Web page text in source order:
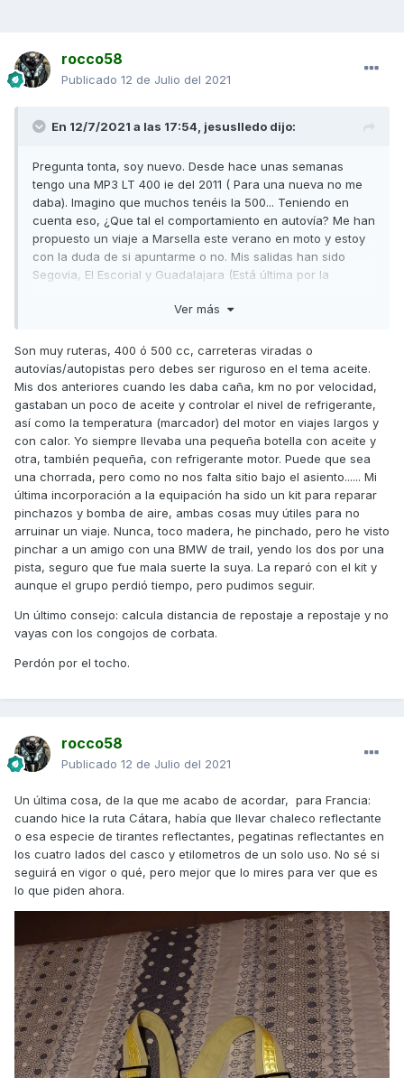
rocco58
Publicado 12 de Julio del 2021
En 12/7/2021 a las 17:54, jesuslledo dijo:
Pregunta tonta, soy nuevo. Desde hace unas semanas
tengo una MP3 LT 400 ie del 2011 ( Para una nueva no me
daba). Imagino que muchos tenéis la 500... Teniendo en
cuenta eso, ¿Que tal el comportamiento en autovía? Me han
propuesto un viaje a Marsella este verano en moto y estoy
con la duda de si apuntarme o no. Mis salidas han sido
Segovia, El Escorial y Guadalajara (Está última por la
sin prisa? Gracias en cualquier caso.
Ver más
Son muy ruteras, 400 ó 500 cc, carreteras viradas o
autovías/autopistas pero debes ser riguroso en el tema aceite.
Mis dos anteriores cuando les daba caña, km no por velocidad,
gastaban un poco de aceite y controlar el nivel de refrigerante,
así como la temperatura (marcador) del motor en viajes largos y
con calor. Yo siempre llevaba una pequeña botella con aceite y
otra, también pequeña, con refrigerante motor. Puede que sea
una chorrada, pero como no nos falta sitio bajo el asiento...... Mi
última incorporación a la equipación ha sido un kit para reparar
pinchazos y bomba de aire, ambas cosas muy útiles para no
arruinar un viaje. Nunca, toco madera, he pinchado, pero he visto
pinchar a un amigo con una BMW de trail, yendo los dos por una
pista, seguro que fue mala suerte la suya. La reparó con el kit y
aunque el grupo perdió tiempo, pero pudimos seguir.
Un último consejo: calcula distancia de repostaje a repostaje y no
vayas con los congojos de corbata.
Perdón por el tocho.
rocco58
Publicado 12 de Julio del 2021
Un última cosa, de la que me acabo de acordar, para Francia:
cuando hice la ruta Cátara, había que llevar chaleco reflectante
o esa especie de tirantes reflectantes, pegatinas reflectantes en
los cuatro lados del casco y etilometros de un solo uso. No sé si
seguirá en vigor o qué, pero mejor que lo mires para ver que es
lo que piden ahora.